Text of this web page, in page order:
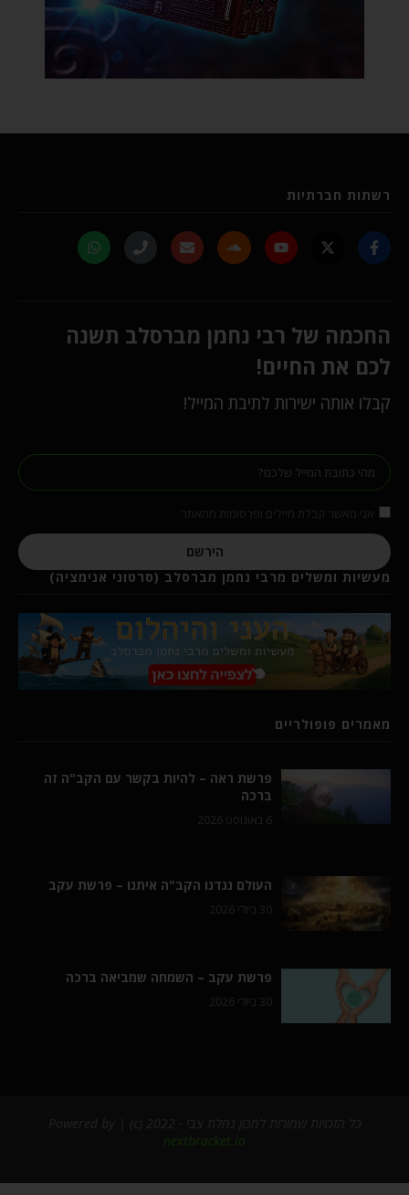
רשתות חברתיות
החכמה של רבי נחמן מברסלב תשנה
לכם את החיים!
קבלו אותה ישירות לתיבת המייל!
הירשם
מעשיות ומשלים מרבי נחמן מברסלב (סרטוני אנימציה)
מאמרים פופולריים
פרשת ראה – להיות בקשר עם הקב"ה זה
ברכה
6 באוגוסט 2026
העולם נגדנו הקב"ה איתנו – פרשת עקב
30 ביולי 2026
פרשת עקב – השמחה שמביאה ברכה
30 ביולי 2026
nextbracket.io